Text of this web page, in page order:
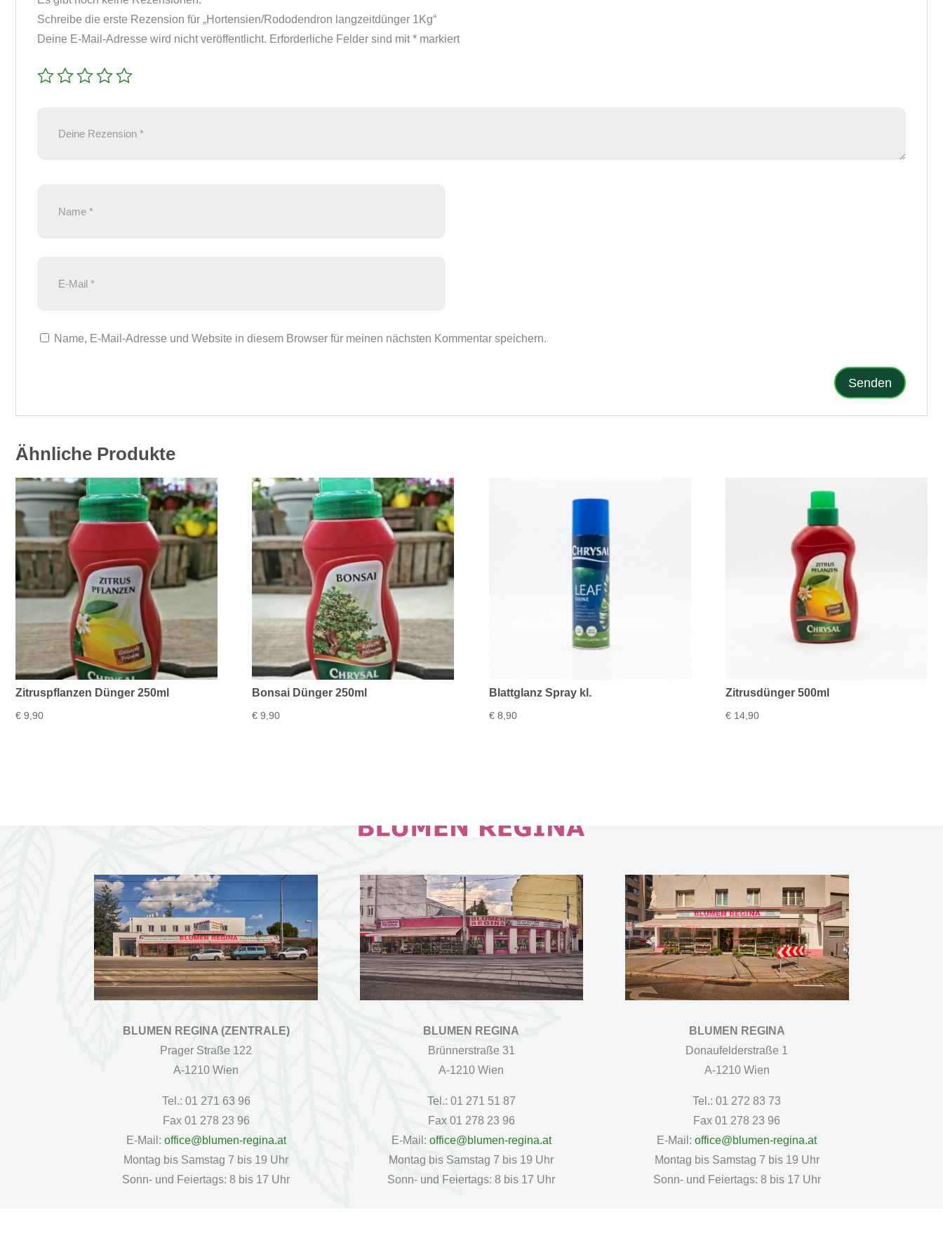
Schreibe die erste Rezension für „Hortensien/Rododendron langzeitdünger 1Kg“
Deine E-Mail-Adresse wird nicht veröffentlicht. Erforderliche Felder sind mit* markiert
Name, E-Mail-Adresse und Website in diesem Browser für meinen nächsten Kommentar speichern.
Ähnliche Produkte
Zitruspflanzen Dünger 250ml
€ 9,90
Bonsai Dünger 250ml
€ 9,90
Blattglanz Spray kl.
€8,90
Zitrusdünger 500ml
€14,90
BLUMEN REGINA (ZENTRALE)
Prager Straße 122
A-1210 Wien
Tel.: 01 271 63 96
Fax 01 278 23 96
E-Mail: office@blumen-regina.at
Montag bis Samstag 7 bis 19 Uhr
Sonn- und Feiertags: 8 bis 17 Uhr
BLUMEN REGINA
Brünnerstraße 31
A-1210 Wien
Tel.: 01 271 51 87
Fax 01 278 23 96
E-Mail: office@blumen-regina.at
Montag bis Samstag 7 bis 19 Uhr
Sonn- und Feiertags: 8 bis 17 Uhr
BLUMEN REGINA
Donaufelderstraße 1
A-1210 Wien
Tel.: 01 272 83 73
Fax 01 278 23 96
E-Mail:office@blumen-regina.at
Montag bis Samstag 7 bis 19 Uhr
Sonn- und Feiertags: 8 bis 17 Uhr